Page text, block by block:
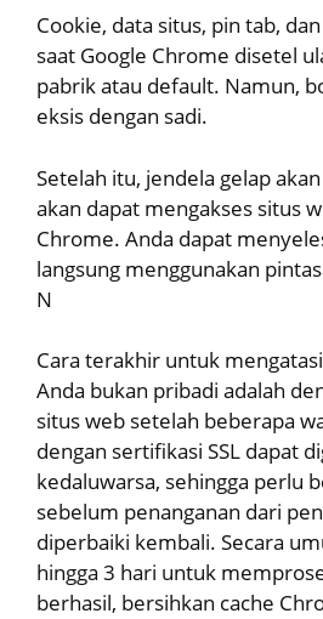
Cookie, data situs, pin tab,
saat Google Chrome disetel
pabrik atau default. Namun,
eksis dengan sadi.
Setelah itu, jendela gelap
akan dapat mengakses situs
Chrome. Anda dapat
langsung menggunakan
N
Cara terakhir untuk
Anda bukan pribadi adalah
situs web setelah beberapa
dengan sertifikasi SSL dapat
kedaluwarsa, sehingga perlu
sebelum penanganan dari
diperbaiki kembali. Secara
hingga 3 hari untuk
berhasil, bersihkan cache